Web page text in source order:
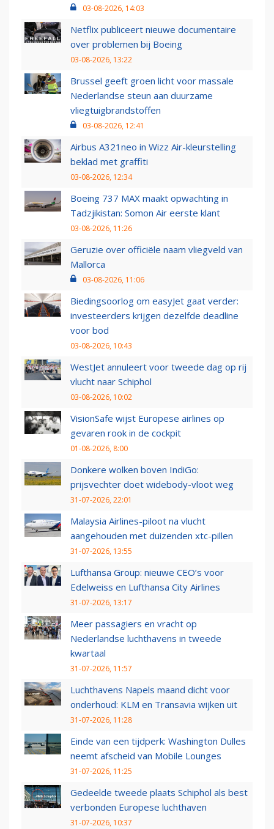
03-08-2026, 14:03
Netflix publiceert nieuwe documentaire
over problemen bij Boeing
03-08-2026, 13:22
Brussel geeft groen licht voor massale
Nederlandse steun aan duurzame
vliegtuigbrandstoffen
03-08-2026, 12:41
Airbus A321neo in Wizz Air-kleurstelling
beklad met graffiti
03-08-2026, 12:34
Boeing 737 MAX maakt opwachting in
Tadzjikistan: Somon Air eerste klant
03-08-2026, 11:26
Geruzie over officiële naam vliegveld van
Mallorca
03-08-2026, 11:06
Biedingsoorlog om easyJet gaat verder:
investeerders krijgen dezelfde deadline
voor bod
03-08-2026, 10:43
WestJet annuleert voor tweede dag op rij
vlucht naar Schiphol
03-08-2026, 10:02
VisionSafe wijst Europese airlines op
gevaren rook in de cockpit
01-08-2026, 8:00
Donkere wolken boven IndiGo:
prijsvechter doet widebody-vloot weg
31-07-2026, 22:01
Malaysia Airlines-piloot na vlucht
aangehouden met duizenden xtc-pillen
31-07-2026, 13:55
Lufthansa Group: nieuwe CEO’s voor
Edelweiss en Lufthansa City Airlines
31-07-2026, 13:17
Meer passagiers en vracht op
Nederlandse luchthavens in tweede
kwartaal
31-07-2026, 11:57
Luchthavens Napels maand dicht voor
onderhoud: KLM en Transavia wijken uit
31-07-2026, 11:28
Einde van een tijdperk: Washington Dulles
neemt afscheid van Mobile Lounges
31-07-2026, 11:25
Gedeelde tweede plaats Schiphol als best
verbonden Europese luchthaven
31-07-2026, 10:37